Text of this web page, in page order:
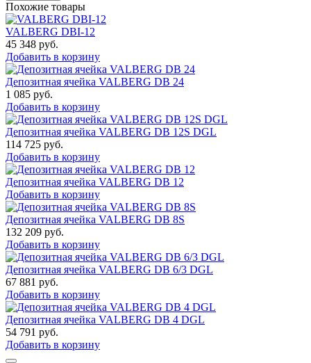
Похожие товары
VALBERG DBI-12
45 348 руб.
Добавить в корзину
Депозитная ячейка VALBERG DB 24
1 085 руб.
Добавить в корзину
Депозитная ячейка VALBERG DB 12S DGL
114 725 руб.
Добавить в корзину
Депозитная ячейка VALBERG DB 12
Добавить в корзину
Депозитная ячейка VALBERG DB 8S
132 209 руб.
Добавить в корзину
Депозитная ячейка VALBERG DB 6/3 DGL
67 881 руб.
Добавить в корзину
Депозитная ячейка VALBERG DB 4 DGL
54 791 руб.
Добавить в корзину